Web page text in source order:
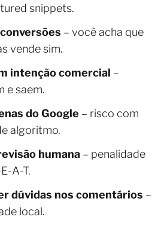
snippets.
– você acha que
vende sim.
intenção comercial –
e saem.
do Google – risco com
algoritmo.
humana – penalidade
A-T.
dúvidas nos comentários –
local.